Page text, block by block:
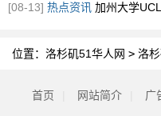
[08-13] 热点资讯 加州大学
位置： 洛杉矶51华人网 > 洛
首页 网站简介 广